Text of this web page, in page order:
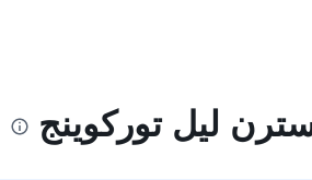
ليل توركوينج